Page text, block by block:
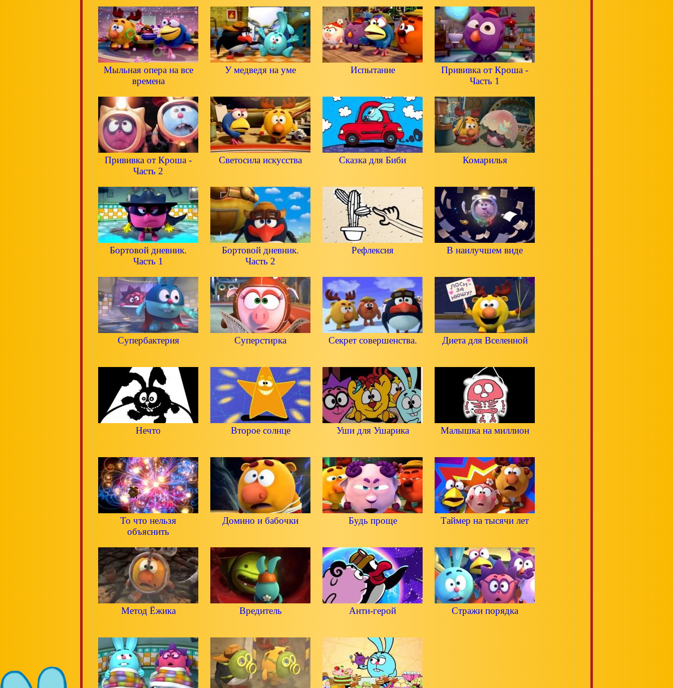
Мыльная опера на все
времена
У медведя на уме Испытание
Прививка от Кроша -
Часть 1
Прививка от Кроша -
Часть 2
Светосила искусства Сказка для Биби Комарилья
Бортовой дневник.
Часть 1
Бортовой дневник.
Часть 2
Рефлексия В наилучшем виде
Супербактерия Суперстирка Секрет совершенства. Диета для Вселенной
Нечто Второе солнце Уши для Ушарика Малышка на миллион
То что нельзя
объяснить
Домино и бабочки Будь проще Таймер на тысячи лет
Метод Ёжика Вредитель Анти-герой Стражи порядка